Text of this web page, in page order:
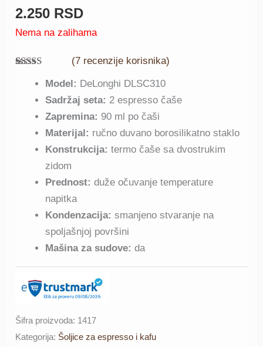
2.250 RSD
Nema na zalihama
od 5 na
osnovu
kupaca
(7recenzije korisnika)
Model: DeLonghi DLSC310
Sadržaj seta: 2 espresso čaše
Zapremina: 90 ml po čaši
Materijal: ručno duvano borosilikatno staklo
Konstrukcija: termo čaše sa dvostrukim
zidom
Prednost: duže očuvanje temperature
napitka
Kondenzacija: smanjeno stvaranje na
spoljašnjoj površini
Mašina za sudove: da
Šifra proizvoda: 1417
Kategorija: Šoljice za espresso i kafu